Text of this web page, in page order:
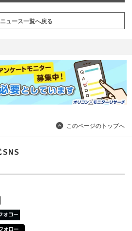
ニュース一覧へ戻る
このページのトップへ